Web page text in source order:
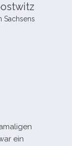
Sachsens
ein